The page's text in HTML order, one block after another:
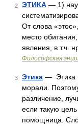
2 ЭТИКА — 1)
От слова
место
явления, в т.ч.
Философская
3 Этика — Этика
морали.
различение,
если такую
помощница.